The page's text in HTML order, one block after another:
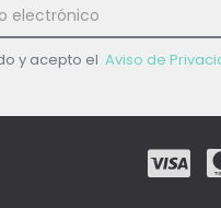
y acepto el Aviso de